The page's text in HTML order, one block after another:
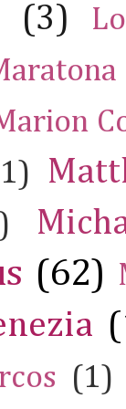
(3)
(62)
(1)